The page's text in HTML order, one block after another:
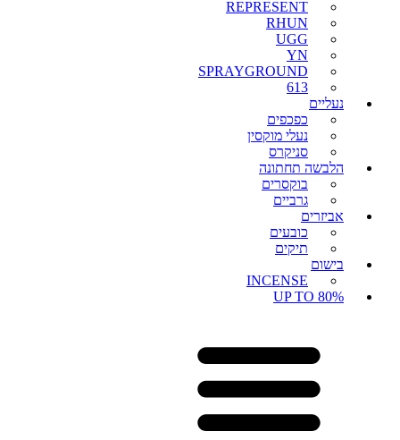
REPRESENT
RHUN
UGG
YN
SPRAYGROUND
613
נעליים
כפכפים
נעלי מוקסין
סניקרס
הלבשה תחתונה
בוקסרים
גרביים
אביזרים
כובעים
תיקים
בישום
INCENSE
UP TO 80%